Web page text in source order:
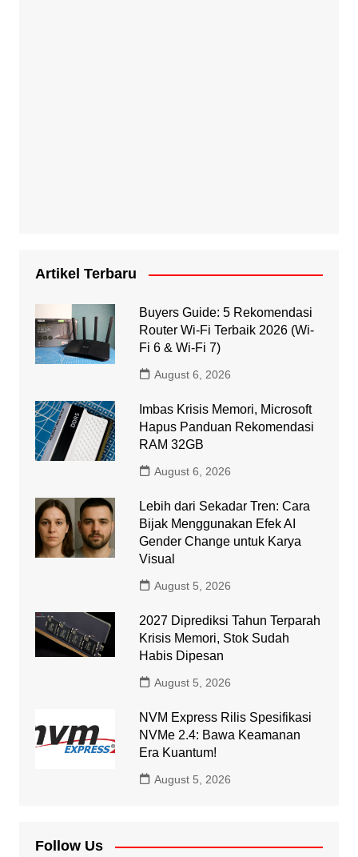
Artikel Terbaru
Buyers Guide: 5 Rekomendasi
Router Wi-Fi Terbaik 2026 (Wi-
Fi 6 & Wi-Fi 7)
August 6, 2026
Imbas Krisis Memori, Microsoft
Hapus Panduan Rekomendasi
RAM 32GB
August 6, 2026
Lebih dari Sekadar Tren: Cara
Bijak Menggunakan Efek AI
Gender Change untuk Karya
Visual
August 5, 2026
2027 Diprediksi Tahun Terparah
Krisis Memori, Stok Sudah
Habis Dipesan
August 5, 2026
NVM Express Rilis Spesifikasi
NVMe 2.4: Bawa Keamanan
Era Kuantum!
August 5, 2026
Follow Us